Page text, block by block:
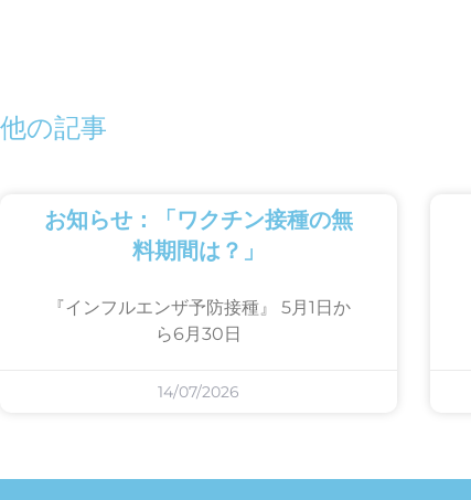
他の記事
お知らせ：「ワクチン接種の無
料期間は？」
『インフルエンザ予防接種』 5月1日か
ら6月30日
14/07/2026